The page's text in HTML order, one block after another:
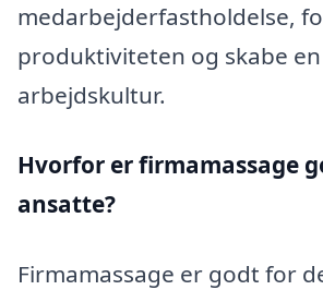
medarbejderfastholdelse,
produktiviteten og skabe
arbejdskultur.
Hvorfor er firmamassage
ansatte?
Firmamassage er godt for